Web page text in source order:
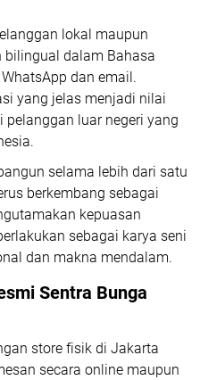
lokal maupun
bilingual dalam Bahasa
dan email.
yang jelas menjadi nilai
luar negeri yang
selama lebih dari satu
berkembang sebagai
kepuasan
sebagai karya seni
dan makna mendalam.
Sentra Bunga
store fisik di Jakarta
secara online maupun